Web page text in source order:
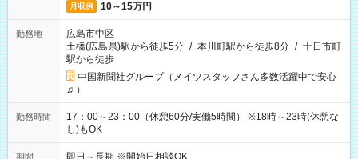
月収例 10～15万円
勤務地
広島市中区
土橋(広島県)駅から徒歩5分 / 本川町駅から徒歩8分 / 十日市町
駅から徒歩
中国新聞社グループ（メイツスタッフさん多数活躍中で安心
♬）
勤務時間
17：00～23：00（休憩60分/実働5時間） ※18時～23時(休憩な
し)もOK
期間 即日～長期 ※開始日相談OK